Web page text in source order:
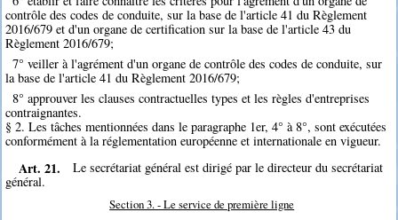
contrôle des codes de conduite, sur la base de l'article 41 du Règlement
2016/679 et d'un organe de certification sur la base de l'article 43 du
Règlement 2016/679;
7° veiller à l'agrément d'un organe de contrôle des codes de conduite, sur
la base de l'article 41 du Règlement 2016/679;
8° approuver les clauses contractuelles types et les règles d'entreprises
contraignantes.
§ 2. Les tâches mentionnées dans le paragraphe 1er, 4° à 8°, sont exécutées
conformément à la réglementation européenne et internationale en vigueur.
Art. 21.
Le secrétariat général est dirigé par le directeur du secrétariat
général.
Section 3. - Le service de première ligne